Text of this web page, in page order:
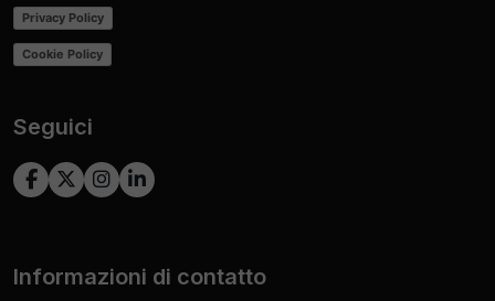
Privacy Policy
Cookie Policy
Seguici
Informazioni di contatto